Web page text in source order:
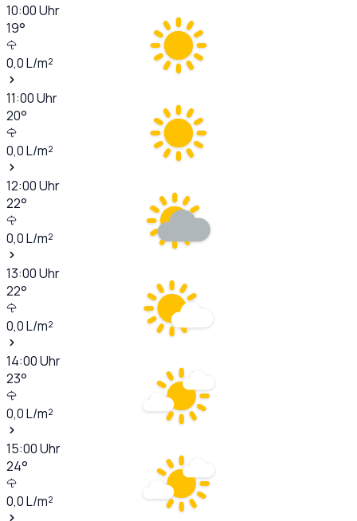
10:00Uhr
19°
0,0L/m²
11:00Uhr
20°
0,0L/m²
12:00Uhr
22°
0,0L/m²
13:00Uhr
22°
0,0L/m²
14:00Uhr
23°
0,0L/m²
15:00Uhr
24°
0,0L/m²